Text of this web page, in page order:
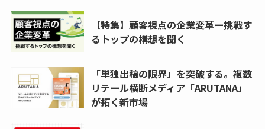
【特集】顧客視点の企業変革ー挑戦す
るトップの構想を聞く
「単独出稿の限界」を突破する。複数
リテール横断メディア「ARUTANA」
が拓く新市場